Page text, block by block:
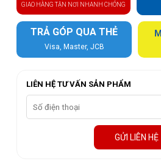
GIAO HÀNG TẬN NƠI NHANH CHÓNG
TRẢ GÓP QUA THẺ
Visa, Master, JCB
LIÊN HỆ TƯ VẤN SẢN PHẨM
GỬI LIÊN HỆ